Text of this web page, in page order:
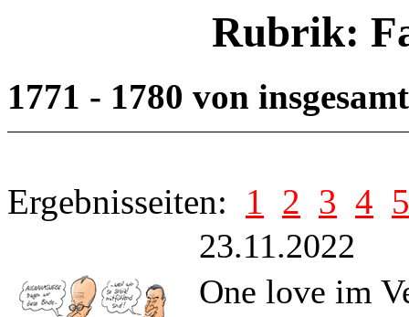
Rubrik:
1771 - 1780 von
Ergebnisseiten: 1 2 3 4 5
23.11.2022
One love im